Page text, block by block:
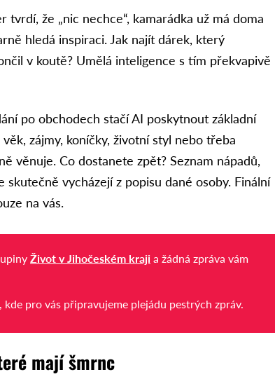
tvrdí, že „nic nechce“, kamarádka už má doma
hledá inspiraci. Jak najít dárek, který
v koutě? Umělá inteligence s tím překvapivě
po obchodech stačí AI poskytnout základní
zájmy, koníčky, životní styl nebo třeba
věnuje. Co dostanete zpět? Seznam nápadů,
skutečně vycházejí z popisu dané osoby. Finální
na vás.
Život v Jihočeském kraji a žádná zpráva vám
, kde pro vás připravujeme plejádu pestrých zpráv.
mají šmrnc